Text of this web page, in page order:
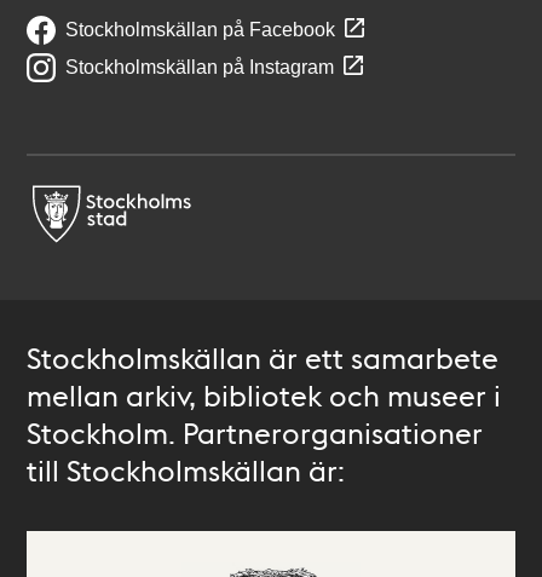
Stockholmskällan på Facebook
Stockholmskällan på Instagram
Stockholmskällan är ett samarbete
mellan arkiv, bibliotek och museer i
Stockholm. Partnerorganisationer
till Stockholmskällan är: